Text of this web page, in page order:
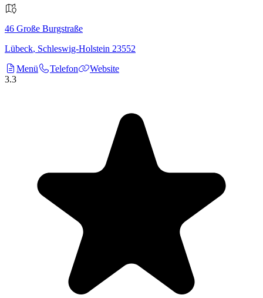
46 Große Burgstraße
Lübeck, Schleswig-Holstein 23552
Menü
Telefon
Website
3.3